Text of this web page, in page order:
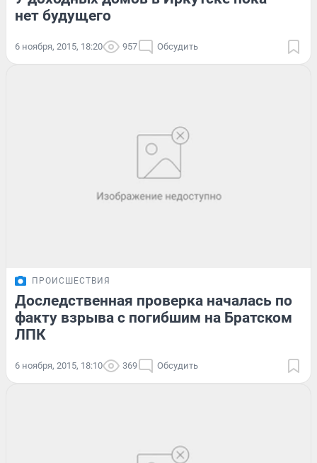
нет будущего
6 ноября, 2015, 18:20 957 Обсудить
ПРОИСШЕСТВИЯ
Доследственная проверка началась по
факту взрыва с погибшим на Братском
ЛПК
6 ноября, 2015, 18:10 369 Обсудить